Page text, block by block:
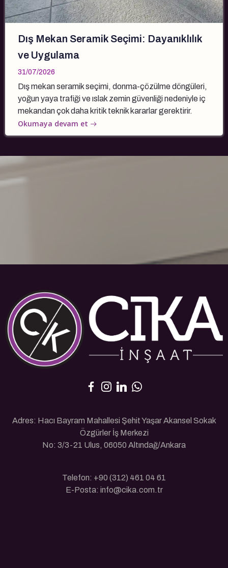
Dış Mekan Seramik Seçimi: Dayanıklılık
ve Uygulama
31/07/2026
Dış mekan seramik seçimi, donma-çözülme döngüleri,
yoğun yaya trafiği ve ıslak zemin güvenliği nedeniyle iç
mekandan çok daha kritik teknik kararlar gerektirir.
Okumaya devam et
Adres: Hacı Bayram Mahallesi Şehit Yaşar Akansel Sokak
Özgürler İş Merkezi
No: 3/3-21 Ulus, 06050 Altındağ/Ankara
Telefon: +90 (312) 461 04 61
E-Posta: info@cika.com.tr